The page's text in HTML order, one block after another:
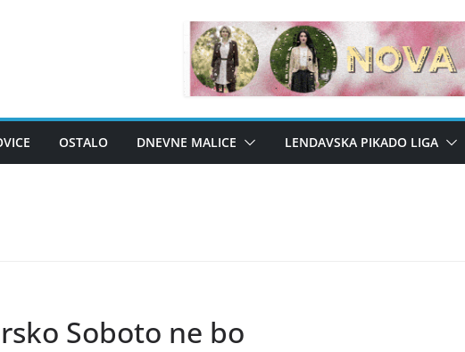
OSTALO DNEVNE MALICE LENDAVSKA PIKADO LIGA
Soboto ne bo